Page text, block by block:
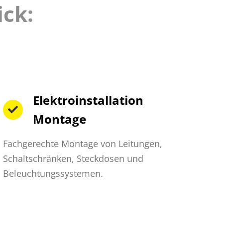
Elektroinstallation
Montage
Fachgerechte Montage von Leitungen,
Schaltschränken, Steckdosen und
Beleuchtungssystemen.